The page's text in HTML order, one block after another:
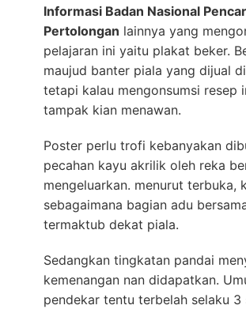
Informasi Badan Nasional
Pertolongan lainnya yang
pelajaran ini yaitu plakat beker.
maujud banter piala yang dijual
tetapi kalau mengonsumsi resep
tampak kian menawan.
Poster perlu trofi kebanyakan
pecahan kayu akrilik oleh reka
mengeluarkan. menurut terbuka,
sebagaimana bagian adu
termaktub dekat piala.
Sedangkan tingkatan pandai
kemenangan nan didapatkan.
pendekar tentu terbelah selaku 3